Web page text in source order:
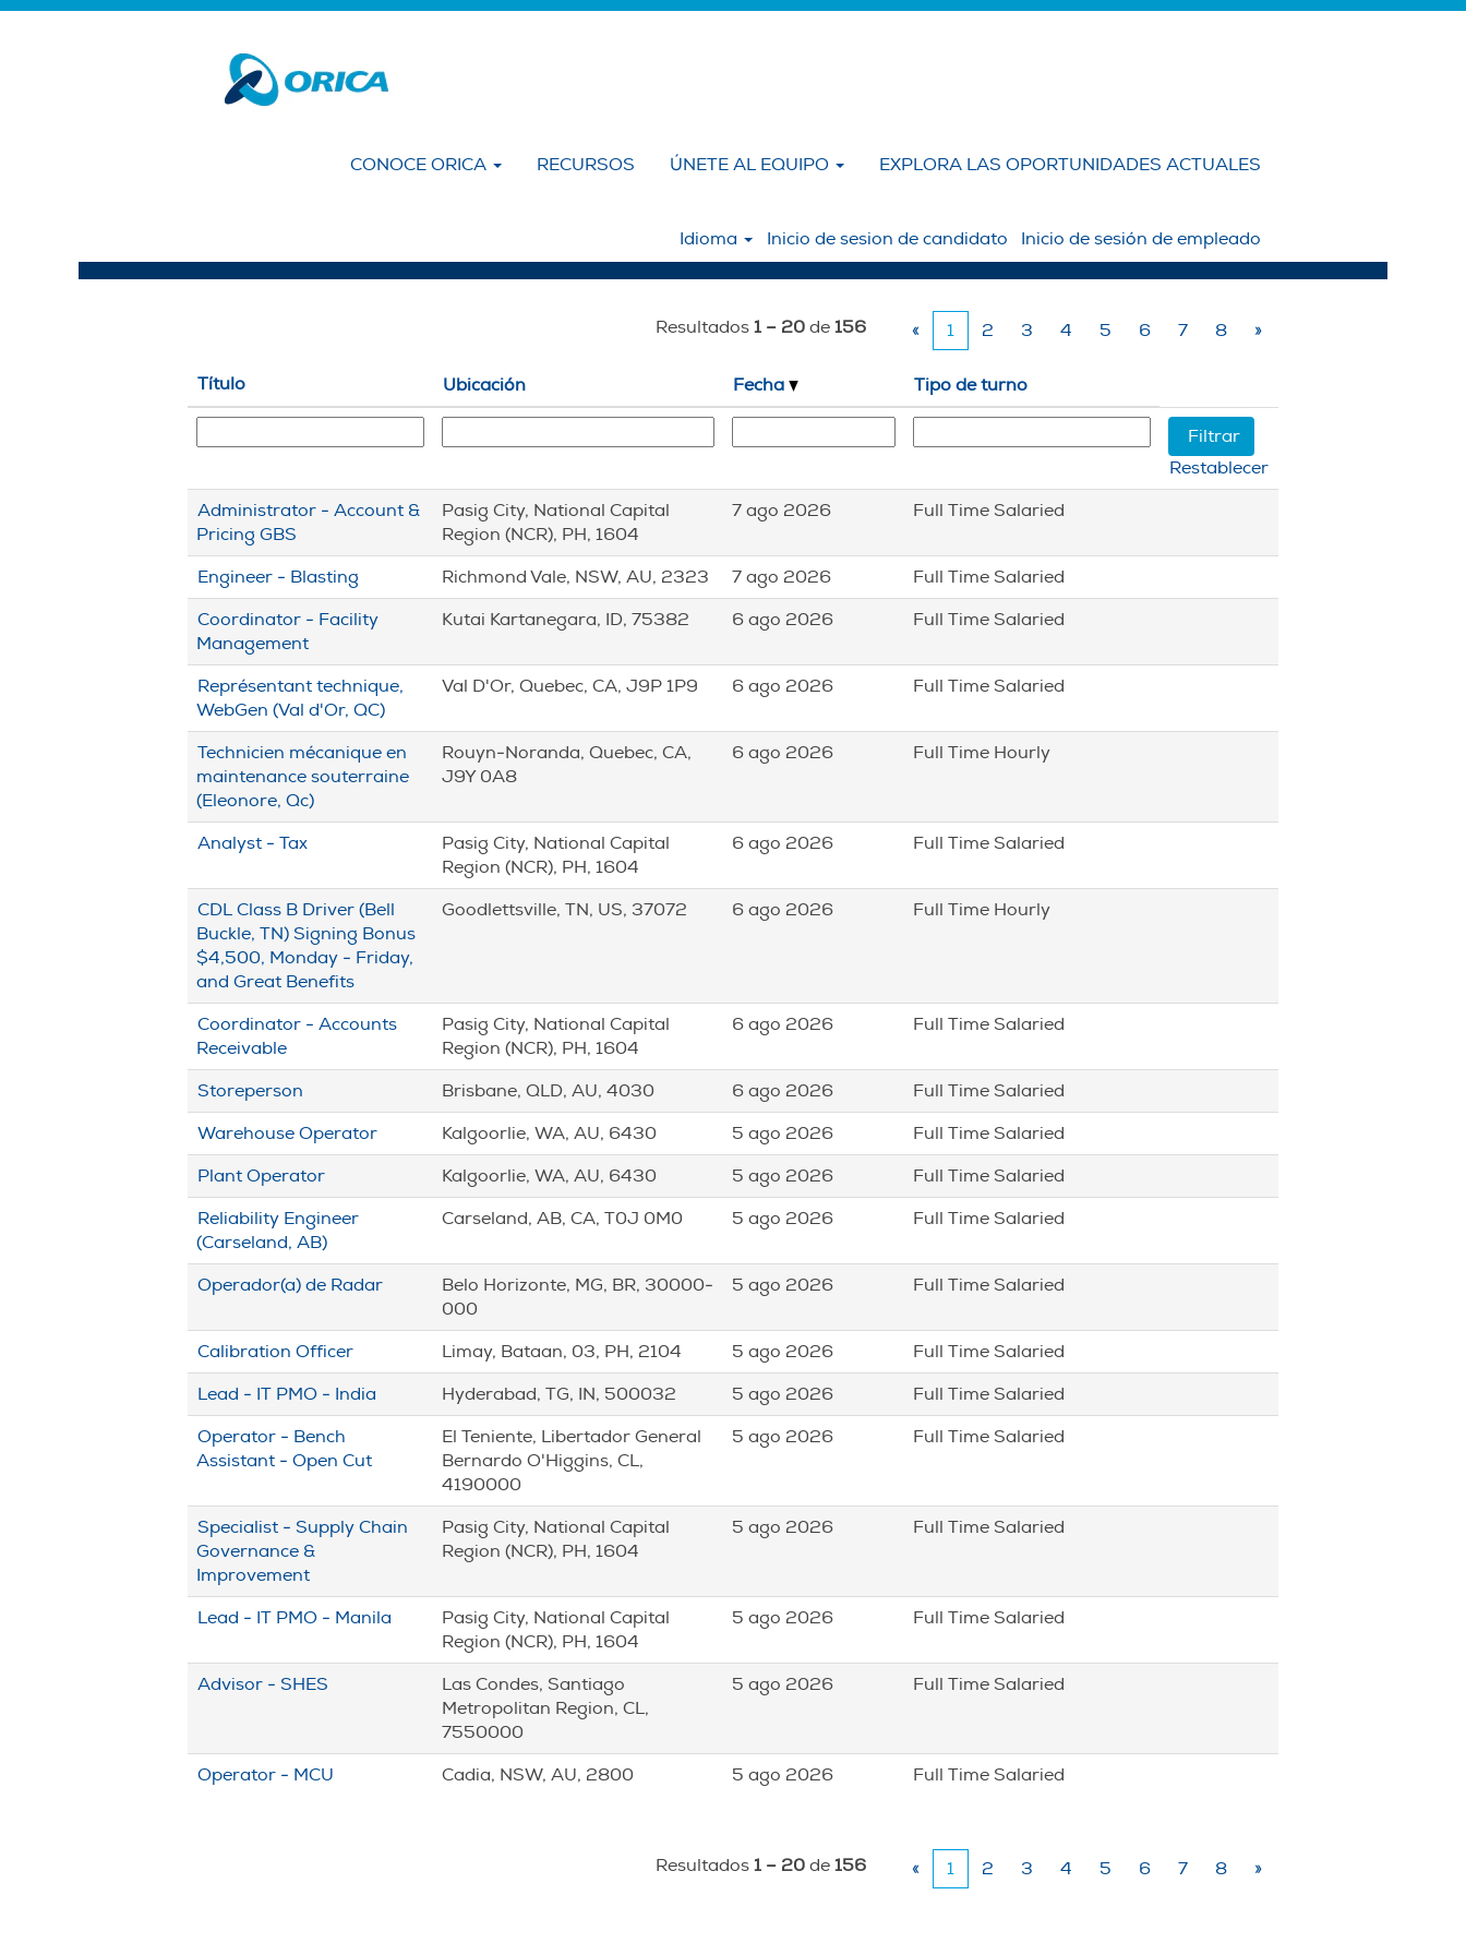
CONOCE ORICA RECURSOS ÚNETE AL EQUIPO EXPLORA LAS OPORTUNIDADES ACTUALES
Idioma Inicio de sesion de candidato Inicio de sesión de empleado
Resultados de búsqueda de
Borrar
Resultados 1 – 20 de 156 « 1 2 3 4 5 6 7 8 »
Título Ubicación Fecha Tipo de turno
Restablecer
Administrator - Account &
Pricing GBS
Pasig City, National Capital
Region (NCR), PH, 1604
7 ago 2026 Full Time Salaried
Engineer - Blasting Richmond Vale, NSW, AU, 2323 7 ago 2026
Full Time Salaried
Coordinator - Facility
Management
Kutai Kartanegara, ID, 75382 6 ago 2026 Full Time Salaried
Représentant technique,
WebGen (Val d'Or, QC)
Val D'Or, Quebec, CA, J9P 1P9 6 ago 2026 Full Time Salaried
Technicien mécanique en
maintenance souterraine
(Eleonore, Qc)
Rouyn-Noranda, Quebec, CA,
J9Y 0A8
6 ago 2026 Full Time Hourly
Analyst - Tax
Pasig City, National Capital
Region (NCR), PH, 1604
6 ago 2026 Full Time Salaried
CDL Class B Driver (Bell
Buckle, TN) Signing Bonus
$4,500, Monday - Friday,
and Great Benefits
Goodlettsville, TN, US, 37072 6 ago 2026 Full Time Hourly
Coordinator - Accounts
Receivable
Pasig City, National Capital
Region (NCR), PH, 1604
6 ago 2026 Full Time Salaried
Storeperson Brisbane, QLD, AU, 4030 6 ago 2026
Full Time Salaried
Warehouse Operator
Kalgoorlie, WA, AU, 6430 5 ago 2026
Full Time Salaried
Plant Operator
Kalgoorlie, WA, AU, 6430 5 ago 2026
Full Time Salaried
Reliability Engineer
(Carseland, AB)
Carseland, AB, CA, T0J 0M0 5 ago 2026 Full Time Salaried
Operador(a) de Radar
Belo Horizonte, MG, BR, 30000-
000
5 ago 2026 Full Time Salaried
Calibration Officer Limay, Bataan, 03, PH, 2104 5 ago 2026
Full Time Salaried
Lead - IT PMO - India
Hyderabad, TG, IN, 500032 5 ago 2026
Full Time Salaried
Operator - Bench
Assistant - Open Cut
El Teniente, Libertador General
Bernardo O'Higgins, CL,
4190000
5 ago 2026 Full Time Salaried
Specialist - Supply Chain
Governance &
Improvement
Pasig City, National Capital
Region (NCR), PH, 1604
5 ago 2026 Full Time Salaried
Lead - IT PMO - Manila
Pasig City, National Capital
Region (NCR), PH, 1604
5 ago 2026 Full Time Salaried
Advisor - SHES
Las Condes, Santiago
Metropolitan Region, CL,
7550000
5 ago 2026 Full Time Salaried
Operator - MCU Cadia, NSW, AU, 2800 5 ago 2026 Full Time Salaried
Resultados 1 – 20 de 156 « 1 2 3 4 5 6 7 8 »